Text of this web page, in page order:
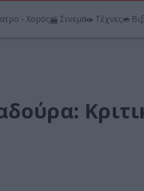
- Χορός Σινεμά Τέχνες